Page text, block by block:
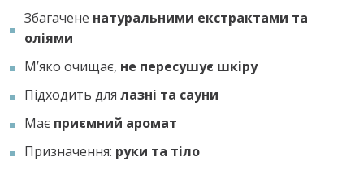
Збагачене натуральними екстрактами та
оліями
М’яко очищає, не пересушує шкіру
Підходить для лазні та сауни
Має приємний аромат
Призначення: руки та тіло